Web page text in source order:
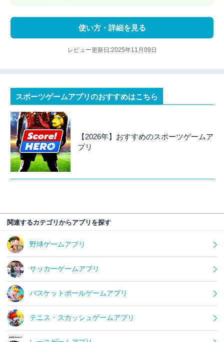
使い方・詳細を見る
レビュー更新日:2025年11月09日
スポーツゲームアプリのおすすめはこちら
【2026年】おすすめのスポーツゲームア
プリ
関連するカテゴリからアプリを探す
野球ゲームアプリ
サッカーゲームアプリ
バスケットボールゲームアプリ
テニス・スカッシュゲームアプリ